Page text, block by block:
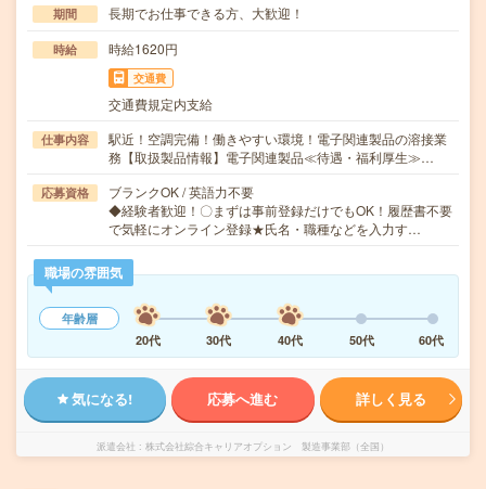
期間 長期でお仕事できる方、大歓迎！
時給 時給1620円
交通費
交通費規定内支給
仕事内容
駅近！空調完備！働きやすい環境！電子関連製品の溶接業
務【取扱製品情報】電子関連製品≪待遇・福利厚生≫…
応募資格
ブランクOK / 英語力不要
◆経験者歓迎！〇まずは事前登録だけでもOK！履歴書不要
で気軽にオンライン登録★氏名・職種などを入力す…
職場の雰囲気
年齢層
20代
30代 40代 50代 60代
気になる! 応募へ進む 詳しく見る
派遣会社 株式会社綜合キャリアオプション 製造事業部（全国）